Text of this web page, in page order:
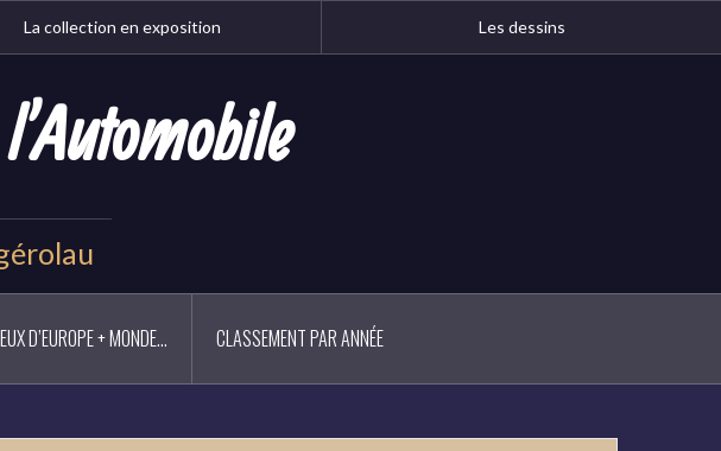
La collection en exposition Les dessins
D’EUROPE + MONDE… CLASSEMENT PAR ANNÉE